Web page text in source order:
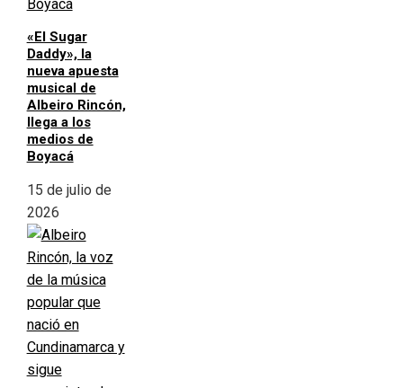
«El Sugar
Daddy», la
nueva apuesta
musical de
Albeiro Rincón,
llega a los
medios de
Boyacá
15 de julio de
2026